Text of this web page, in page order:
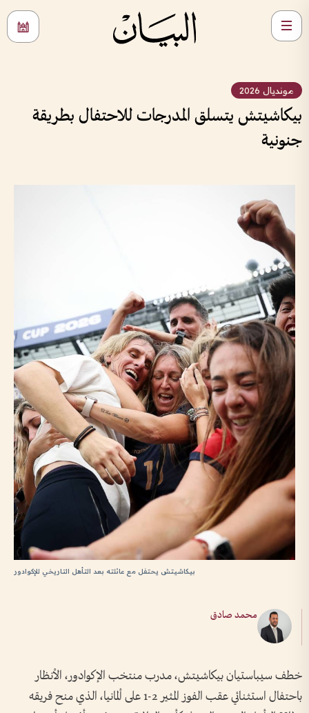
مونديال 2026
بيكاشيتش يتسلق المدرجات للاحتفال بطريقة
جنونية
بيكاشيتش يحتفل مع عائلته بعد التأهل التاريخي للإكوادور
محمد صادق
خطف سيباستيان بيكاشيتش، مدرب منتخب الإكوادور، الأنظار
باحتفال استثنائي عقب الفوز المثير 2-1 على ألمانيا، الذي منح فريقه